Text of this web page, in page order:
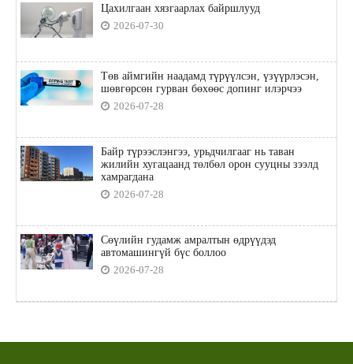
Цахилгаан хязгаарлах байршлууд
2026-07-30
Төв аймгийн наадамд түрүүлсэн, үзүүрлэсэн,
шөвгөрсөн гурван бөхөөс допинг илэрчээ
2026-07-28
Байр түрээслэнгээ, урьдчилгааг нь таван
жилийн хугацаанд төлбөл орон сууцны зээлд
хамрагдана
2026-07-28
Сөүлийн гудамж амралтын өдрүүдэд
автомашингүй бүс боллоо
2026-07-28